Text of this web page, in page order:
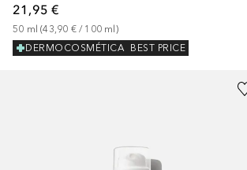
21,95 €
50 ml (43,90 € / 100 ml)
DERMOCOSMÉTICA
BEST PRICE